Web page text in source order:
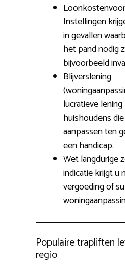
Instellingen
in gevallen
het pand nodig
bijvoorbeeld
Blijverslening
lucratieve
huishoudens
aanpassen ten
een handicap.
Wet langdurige
indicatie krijgt u
vergoeding of
Populaire trapliften
regio